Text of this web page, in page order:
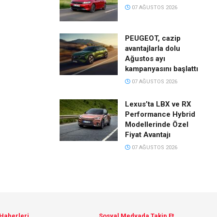
07 AĞUSTOS 2026
PEUGEOT, cazip
avantajlarla dolu
Ağustos ayı
kampanyasını başlattı
07 AĞUSTOS 2026
Lexus’ta LBX ve RX
Performance Hybrid
Modellerinde Özel
Fiyat Avantajı
07 AĞUSTOS 2026